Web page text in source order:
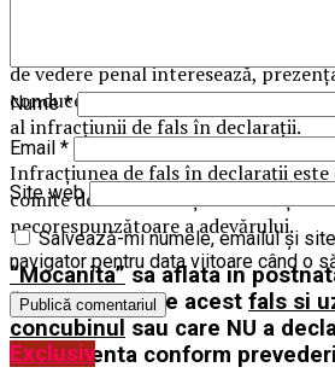
– M.L.I.U.R., denotă o intenţia de
calităţi (mason), intenţie a cărui
de vedere penal interesează,
conduce fără echivoc la realizarea
al infracţiunii de fals în declaraţii.
Infracţiunea de fals în declaraţii
comite doar cu intenţie directă şi
necorespunzătoare a adevărului.
“Mocanita”sa aflata in
“juridica” are de acest fals si
concubinul sau care NU a
apartenenta conform
Nume*
Email *
Site web
Salvează-mi numele, emailul și
navigator pentru data viitoare când o
Exclusiv